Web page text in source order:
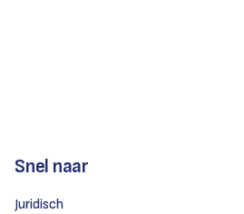
Snel naar
Juridisch